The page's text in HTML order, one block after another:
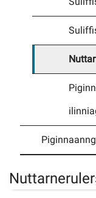
Imminut
Pilersaarutinut
Piffissamik